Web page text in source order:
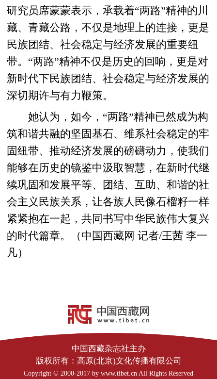
研究员席蒙蒙表示，承载着“两路”精神的川
藏、青藏公路，不仅是地理上的连接，更是
民族团结、社会稳定与经济发展的重要纽
带。“两路”精神不仅是历史的回响，更是对
新时代下民族团结、社会稳定与经济发展的
深切期许与有力鞭策。
她认为，如今，“两路”精神已然成为构
筑和谐共融的坚固基石、维系社会稳定的牢
固纽带、推动经济发展的磅礴动力，使我们
能够在历史的镜鉴中汲取智慧，在新时代继
续巩固和发展平等、团结、互助、和谐的社
会主义民族关系，让各族人民像石榴籽一样
紧紧抱在一起，共同书写中华民族伟大复兴
的时代篇章。（中国西藏网 记者/王茜 李一
凡）
中国西藏杂志社主办
版权所有：高原(北京)文化传播有限公司
Copyright © 2000-2017 by www.tibet.cn All Rights Reserved